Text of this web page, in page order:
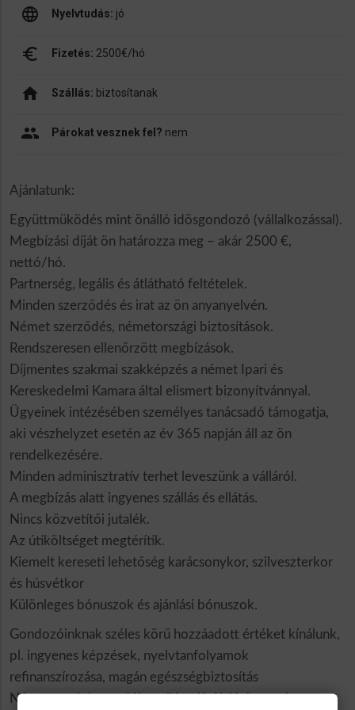
language Nyelvtudás: jó
euro_symbol Fizetés: 2500€/hó
home Szállás: biztosítanak
people Párokat vesznek fel? nem
Ajánlatunk:
Együttmüködés mint önálló idösgondozó (vállalkozással).
Megbízási díját ön határozza meg – akár 2500 €,
nettó/hó.
Partnerség, legális és átlátható feltételek.
Minden szerződés és irat az ön anyanyelvén.
Német szerződés, németországi biztosítások.
Rendszeresen ellenőrzött megbízások.
Díjmentes szakmai szakképzés a német Ipari és
Kereskedelmi Kamara által elismert bizonyítvánnyal.
Ügyeinek intézésében személyes tanácsadó támogatja,
aki vészhelyzet esetén az év 365 napján áll az ön
rendelkezésére.
Minden adminisztratív terhet leveszünk a válláról.
A megbízás alatt ingyenes szállás és ellátás.
Nincs közvetítői jutalék.
Az útiköltséget megtérítik.
Kiemelt kereseti lehetőség karácsonykor, szilveszterkor
és húsvétkor
Különleges bónuszok és ajánlási bónuszok.
Gondozóinknak széles körű hozzáadott értéket kínálunk,
pl. ingyenes képzések, nyelvtanfolyamok
refinanszírozása, magán egészségbiztosítás
Németországban, adóbevallás, ajánlási bónuszok,